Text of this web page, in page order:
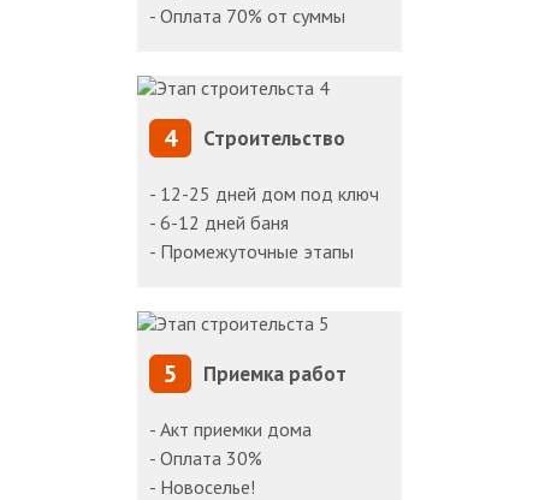
- Оплата 70% от суммы
4 Строительство
- 12-25 дней дом под ключ
- 6-12 дней баня
- Промежуточные этапы
5 Приемка работ
- Акт приемки дома
- Оплата 30%
- Новоселье!